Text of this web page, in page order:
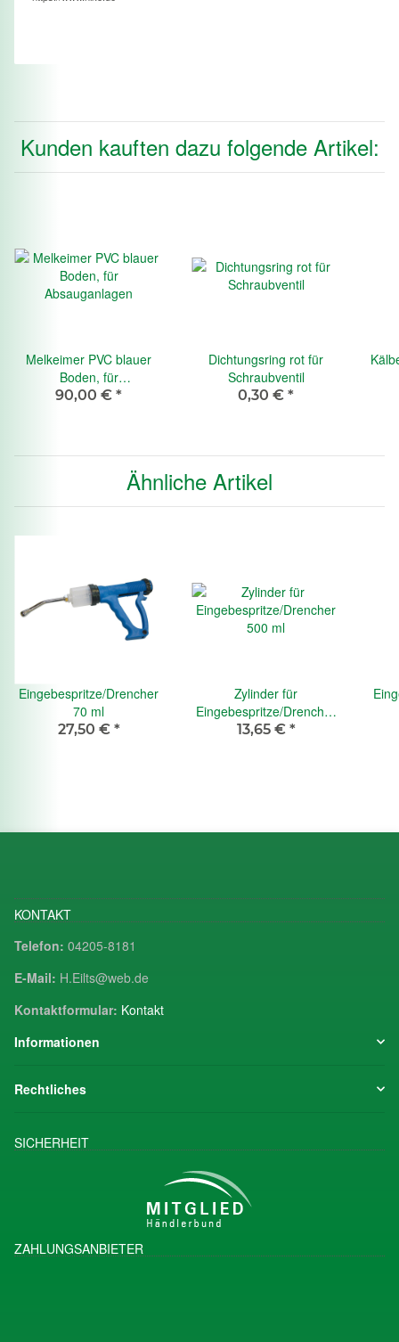
Kunden kauften dazu folgende Artikel:
Melkeimer PVC blauer
Boden, für
Absauganlagen
90,00 € *
Dichtungsring rot für
Schraubventil
0,30 € *
Ähnliche Artikel
Eingebespritze/Drencher
70 ml
27,50 € *
Zylinder für
Eingebespritze/Drencher
500 ml
13,65 € *
KONTAKT
Telefon: 04205-8181
E-Mail: H.Eilts@web.de
Kontaktformular: Kontakt
Informationen
Rechtliches
SICHERHEIT
ZAHLUNGSANBIETER